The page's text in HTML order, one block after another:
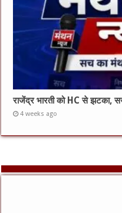
राजेंद्र भारती को HC से झटका,
4 weeks ago